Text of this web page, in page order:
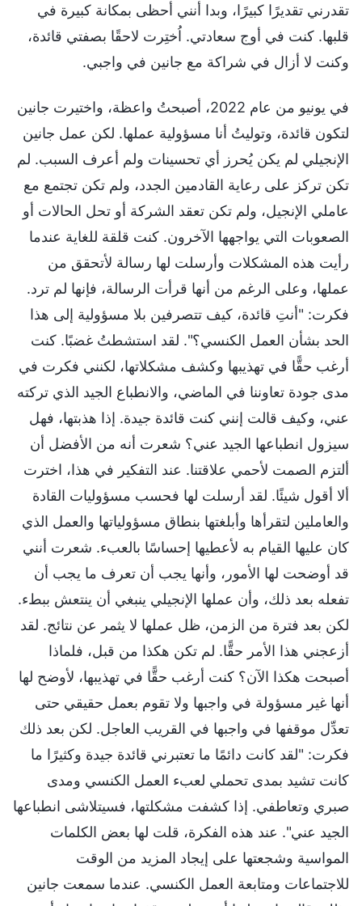
تقدرني تقديرًا كبيرًا، وبدا أنني أحظى بمكانة كبيرة في
قلبها. كنت في أوج سعادتي. اُختِرت لاحقًا بصفتي قائدة،
وكنت لا أزال في شراكة مع جانين في واجبي.
في يونيو من عام 2022، أصبحتُ واعظة، واختيرت جانين
لتكون قائدة، وتوليتُ أنا مسؤولية عملها. لكن عمل جانين
الإنجيلي لم يكن يُحرز أي تحسينات ولم أعرف السبب. لم
تكن تركز على رعاية القادمين الجدد، ولم تكن تجتمع مع
عاملي الإنجيل، ولم تكن تعقد الشركة أو تحل الحالات أو
الصعوبات التي يواجهها الآخرون. كنت قلقة للغاية عندما
رأيت هذه المشكلات وأرسلت لها رسالة لأتحقق من
عملها، وعلى الرغم من أنها قرأت الرسالة، فإنها لم ترد.
فكرت: "أنتِ قائدة، كيف تتصرفين بلا مسؤولية إلى هذا
الحد بشأن العمل الكنسي؟". لقد استشطتُ غضبًا. كنت
أرغب حقًّا في تهذيبها وكشف مشكلاتها، لكنني فكرت في
مدى جودة تعاوننا في الماضي، والانطباع الجيد الذي تركته
عني، وكيف قالت إنني كنت قائدة جيدة. إذا هذبتها، فهل
سيزول انطباعها الجيد عني؟ شعرت أنه من الأفضل أن
ألتزم الصمت لأحمي علاقتنا. عند التفكير في هذا، اخترت
ألا أقول شيئًا. لقد أرسلت لها فحسب مسؤوليات القادة
والعاملين لتقرأها وأبلغتها بنطاق مسؤولياتها والعمل الذي
كان عليها القيام به لأعطيها إحساسًا بالعبء. شعرت أنني
قد أوضحت لها الأمور، وأنها يجب أن تعرف ما يجب أن
تفعله بعد ذلك، وأن عملها الإنجيلي ينبغي أن ينتعش ببطء.
لكن بعد فترة من الزمن، ظل عملها لا يثمر عن نتائج. لقد
أزعجني هذا الأمر حقًّا. لم تكن هكذا من قبل، فلماذا
أصبحت هكذا الآن؟ كنت أرغب حقًّا في تهذيبها، لأوضح لها
أنها غير مسؤولة في واجبها ولا تقوم بعمل حقيقي حتى
تعدِّل موقفها في واجبها في القريب العاجل. لكن بعد ذلك
فكرت: "لقد كانت دائمًا ما تعتبرني قائدة جيدة وكثيرًا ما
كانت تشيد بمدى تحملي لعبء العمل الكنسي ومدى
صبري وتعاطفي. إذا كشفت مشكلتها، فسيتلاشى انطباعها
الجيد عني". عند هذه الفكرة، قلت لها بعض الكلمات
المواسية وشجعتها على إيجاد المزيد من الوقت
للاجتماعات ومتابعة العمل الكنسي. عندما سمعت جانين